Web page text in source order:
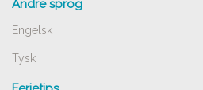
Andre sprog
Engelsk
Tysk